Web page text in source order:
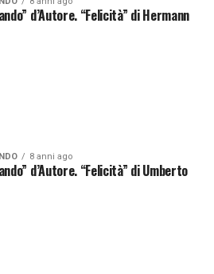
d’Autore. “Felicità” di Hermann
8 anni ago
d’Autore. “Felicità” di Umberto